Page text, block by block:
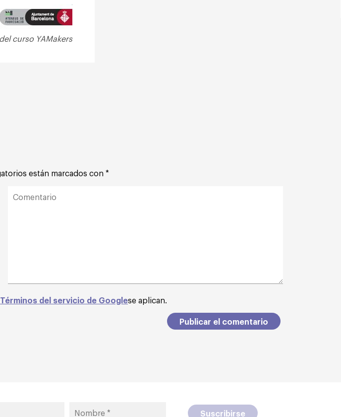
curso YAMakers
están marcados con *
Términos del servicio de Googlese aplican.